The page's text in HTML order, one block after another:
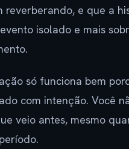
reverberando, e que a
isolado e mais
só funciona bem
com intenção. Você
veio antes, mesmo